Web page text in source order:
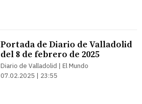
Portada de Diario de Valladolid
del 8 de febrero de 2025
Diario de Valladolid | El Mundo
07.02.2025 | 23:55